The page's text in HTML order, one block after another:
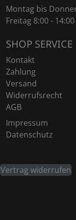
Montag bis
Freitag 8:00 - 14:00
SHOP SERVICE
Kontakt
Zahlung
Versand
Widerrufsrecht
AGB
Impressum
Datenschutz
Vertrag widerrufen